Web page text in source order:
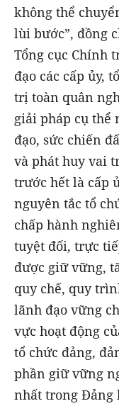
không thể
lùi bước”, đồng
Tổng cục Chính
đạo các cấp ủy,
trị toàn quân
giải pháp cụ thể
đạo, sức chiến
và phát huy vai
trước hết là cấp
nguyên tắc tổ
chấp hành
tuyệt đối, trực
được giữ vững,
quy chế, quy
lãnh đạo vững
vực hoạt động
tổ chức đảng,
phần giữ vững
nhất trong Đảng